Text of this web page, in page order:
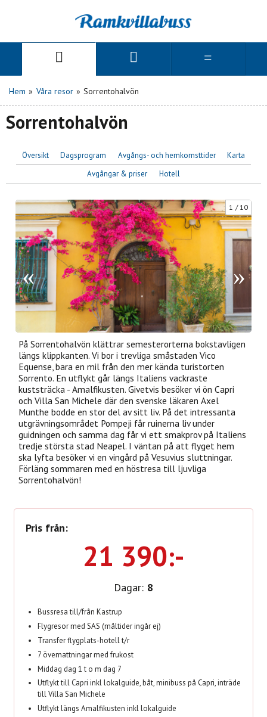
Hem » Våra resor » Sorrentohalvön
Sorrentohalvön
Översikt Dagsprogram Avgångs- och hemkomsttider
Karta
Avgångar & priser
Hotell
1 10
På Sorrentohalvön klättrar semesterorterna bokstavligen
längs klippkanten. Vi bor i trevliga småstaden Vico
Equense, bara en mil från den mer kända turistorten
Sorrento. En utflykt går längs Italiens vackraste
kuststräcka - Amalfikusten. Givetvis besöker vi ön Capri
och Villa San Michele där den svenske läkaren Axel
Munthe bodde en stor del av sitt liv. På det intressanta
utgrävningsområdet Pompeji får ruinerna liv under
guidningen och samma dag får vi ett smakprov på Italiens
tredje största stad Neapel. I väntan på att flyget hem
ska lyfta besöker vi en vingård på Vesuvius sluttningar.
Förläng sommaren med en höstresa till ljuvliga
Sorrentohalvön!
Pris från:
21 390:-
Dagar: 8
Bussresa till/från Kastrup
Flygresor med SAS (måltider ingår ej)
Transfer flygplats-hotell t/r
7 övernattningar med frukost
Middag dag 1 t o m dag 7
Utflykt till Capri inkl lokalguide, båt, minibuss på Capri, inträde
till Villa San Michele
Utflykt längs Amalfikusten inkl lokalguide